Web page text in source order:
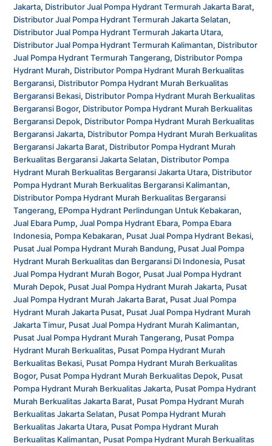
Jakarta, Distributor Jual Pompa Hydrant Termurah Jakarta Barat,
Distributor Jual Pompa Hydrant Termurah Jakarta Selatan,
Distributor Jual Pompa Hydrant Termurah Jakarta Utara,
Distributor Jual Pompa Hydrant Termurah Kalimantan, Distributor
Jual Pompa Hydrant Termurah Tangerang, Distributor Pompa
Hydrant Murah, Distributor Pompa Hydrant Murah Berkualitas
Bergaransi, Distributor Pompa Hydrant Murah Berkualitas
Bergaransi Bekasi, Distributor Pompa Hydrant Murah Berkualitas
Bergaransi Bogor, Distributor Pompa Hydrant Murah Berkualitas
Bergaransi Depok, Distributor Pompa Hydrant Murah Berkualitas
Bergaransi Jakarta, Distributor Pompa Hydrant Murah Berkualitas
Bergaransi Jakarta Barat, Distributor Pompa Hydrant Murah
Berkualitas Bergaransi Jakarta Selatan, Distributor Pompa
Hydrant Murah Berkualitas Bergaransi Jakarta Utara, Distributor
Pompa Hydrant Murah Berkualitas Bergaransi Kalimantan,
Distributor Pompa Hydrant Murah Berkualitas Bergaransi
Tangerang, EPompa Hydrant Perlindungan Untuk Kebakaran,
Jual Ebara Pump,Jual Pompa Hydrant Ebara, Pompa Ebara
Indonesia, Pompa Kebakaran, Pusat Jual Pompa Hydrant Bekasi,
Pusat Jual Pompa Hydrant Murah Bandung, Pusat Jual Pompa
Hydrant Murah Berkualitas dan Bergaransi Di Indonesia, Pusat
Jual Pompa Hydrant Murah Bogor, Pusat Jual Pompa Hydrant
Murah Depok, Pusat Jual Pompa Hydrant Murah Jakarta, Pusat
Jual Pompa Hydrant Murah Jakarta Barat, Pusat Jual Pompa
Hydrant Murah Jakarta Pusat, Pusat Jual Pompa Hydrant Murah
Jakarta Timur, Pusat Jual Pompa Hydrant Murah Kalimantan,
Pusat Jual Pompa Hydrant Murah Tangerang, Pusat Pompa
Hydrant Murah Berkualitas, Pusat Pompa Hydrant Murah
Berkualitas Bekasi, Pusat Pompa Hydrant Murah Berkualitas
Bogor, Pusat Pompa Hydrant Murah Berkualitas Depok, Pusat
Pompa Hydrant Murah Berkualitas Jakarta, Pusat Pompa Hydrant
Murah Berkualitas Jakarta Barat, Pusat Pompa Hydrant Murah
Berkualitas Jakarta Selatan, Pusat Pompa Hydrant Murah
Berkualitas Jakarta Utara, Pusat Pompa Hydrant Murah
Berkualitas Kalimantan, Pusat Pompa Hydrant Murah Berkualitas